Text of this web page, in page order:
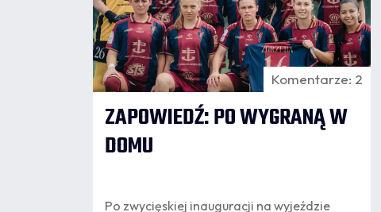
Komentarze: 2
ZAPOWIEDŹ: PO WYGRANĄ W
DOMU
Po zwycięskiej inauguracji na wyjeździe